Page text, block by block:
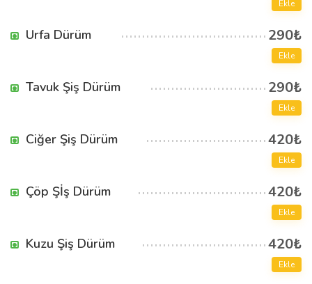
Ekle
Urfa Dürüm 290₺
Ekle
Tavuk Şiş Dürüm 290₺
Ekle
Ciğer Şiş Dürüm 420₺
Ekle
Çöp Şİş Dürüm 420₺
Ekle
Kuzu Şiş Dürüm 420₺
Ekle